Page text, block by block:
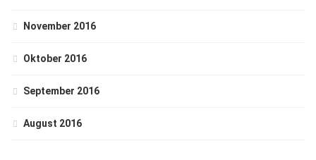
November 2016
Oktober 2016
September 2016
August 2016